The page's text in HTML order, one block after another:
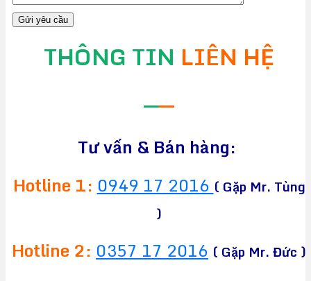
THÔNG TIN LIÊN HỆ
——
Tư vấn & Bán hàng:
Hotline 1: 0949 17 2016 ( Gặp Mr. Tùng
)
Hotline 2: 0357 17 2016 ( Gặp Mr. Đức )